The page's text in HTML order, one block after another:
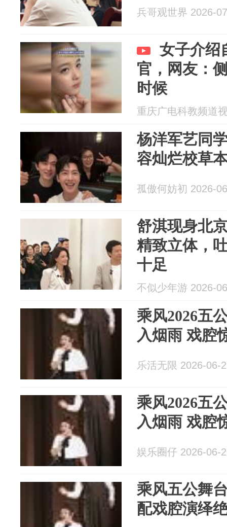
兵哥观世界 2026-
女子介绍
官，网友：
时候
重庆广电科教频道
杨洋军艺同
容灿烂校草
孤傲何妨初 2026-
舒淇现身北
精致立体，
十足
不似少年游 2026-
乘风2026五
入烟雨 戏腔
乐活无限 2026-06-
乘风2026五
入烟雨 戏腔
娱乐圈仔 2026-06-
乘风五公舞台 乌兰图雅侧颜
配戏腔演绎